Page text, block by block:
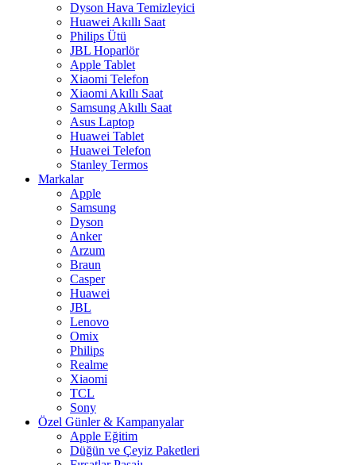
Dyson Hava Temizleyici
Huawei Akıllı Saat
Philips Ütü
JBL Hoparlör
Apple Tablet
Xiaomi Telefon
Xiaomi Akıllı Saat
Samsung Akıllı Saat
Asus Laptop
Huawei Tablet
Huawei Telefon
Stanley Termos
Markalar
Apple
Samsung
Dyson
Anker
Arzum
Braun
Casper
Huawei
JBL
Lenovo
Omix
Philips
Realme
Xiaomi
TCL
Sony
Özel Günler & Kampanyalar
Apple Eğitim
Düğün ve Çeyiz Paketleri